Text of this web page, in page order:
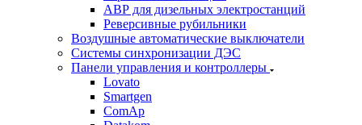
АВР для дизельных электростанций
Реверсивные рубильники
Воздушные автоматические выключатели
Системы синхронизации ДЭС
Панели управления и контроллеры
Lovato
Smartgen
ComAp